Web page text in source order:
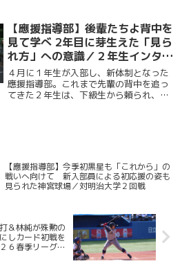
ジを披露する年に一度の行事である。東
京六大学が築き上げてきた...
【應援指導部】後輩たちよ背中を
見て学べ 2年目に芽生えた「見ら
れ方」への意識／２年生インタビ
ュー
４月に１年生が入部し、新体制となった
應援指導部。これまで先輩の背中を追っ
てきた２年生は、下級生から頼られ、
【應援指導部】今季初黒星も「これから」の
戦いへ向けて 新入部員による初応援の姿も
見られた神宮球場／対明治大学２回戦
＆林純が殊勲の
しカード初戦を
６春季リーグ